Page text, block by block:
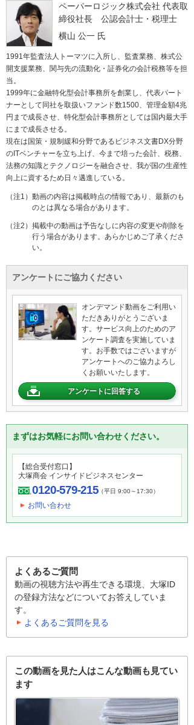
ペーパーロジック株式会社 代表取
締役社長 公認会計士・税理士
横山 公一 氏
1991年監査法人トーマツに入所し、監査業務、株式公
開支援業務、関与先の流動化・証券化の会計税務等を担
当。
1999年に金融特化型会計事務所を創業し、代表パート
ナーとして同社を取扱いファンド数1500、管理金額4兆
円まで成長させ、特化型会計事務所としては国内最大手
にまで成長させる。
現在は国策・規制緩和分野であるビジネス文書DX分野
のITベンチャーを立ち上げ、今まで培った会計、税務、
法務の知識とテクノロジーを融合させ、我が国の生産性
向上に資するため日々邁進している。
（注1）動画の内容は掲載時点の情報であり、最新のも
のとは異なる場合があります。
（注2）掲載中の動画は予告なしに内容の変更や削除を
行う場合があります。あらかじめご了承くださ
い。
アンケートにご協力ください
オンデマンド動画をご利用い
ただきありがとうございま
す。サービス向上のためのア
ンケート調査を実施していま
す。お手数ではございますが
アンケートへのご協力よろし
くお願いいたします。
アンケートに回答する
まずはお気軽にお問い合わせください。
【総合受付窓口】
大塚商会 インサイドビジネスセンター
0120-579-215（平日 9:00～17:30）
お問い合わせ
よくあるご質問
動画の視聴方法や再生できる環境、大塚ID
の登録方法などについてお答えしていま
す。
よくあるご質問を見る
この動画を見た人はこんな動画も見てい
ます